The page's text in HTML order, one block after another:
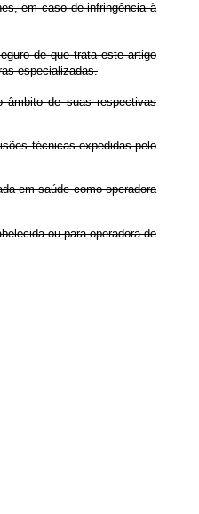
em caso de infringência à
de que trata este artigo
especializadas.
de suas respectivas
técnicas expedidas pelo
em saúde como operadora
ou para operadora de